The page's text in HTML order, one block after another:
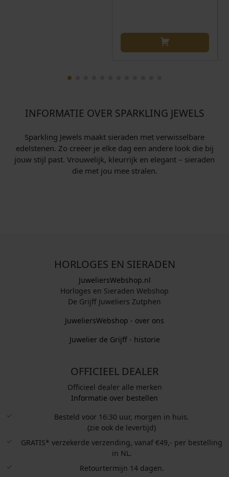
INFORMATIE OVER SPARKLING JEWELS
Sparkling Jewels maakt sieraden met verwisselbare
edelstenen. Zo creëer je elke dag een andere look die bij
jouw stijl past. Vrouwelijk, kleurrijk en elegant – sieraden
die met jou mee stralen.
HORLOGES EN SIERADEN
JuweliersWebshop.nl
Horloges en Sieraden Webshop
De Grijff Juweliers Zutphen
JuweliersWebshop - over ons
Juwelier de Grijff - historie
OFFICIEEL DEALER
Officieel dealer alle merken
Informatie over bestellen
Besteld voor 16:30 uur, morgen in huis.
(zie ook de levertijd)
GRATIS* verzekerde verzending, vanaf €49,- per bestelling
in NL.
Retourtermijn 14 dagen.